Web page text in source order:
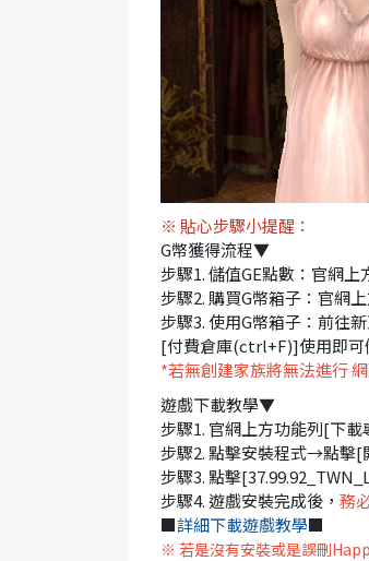
※ 貼心步驟小提醒：
G幣獲得流程▼
步驟1. 儲值GE點數：官網
步驟2. 購買G幣箱子：官
步驟3. 使用G幣箱子：前往
[付費倉庫(ctrl+F)]使用即可
*若無創建家族將無法進行
遊戲下載教學▼
步驟1. 官網上方功能列[下
步驟2. 點擊安裝程式→點擊[
步驟3. 點擊
步驟4. 遊戲安裝完成後， 務
■詳細下載遊戲教學■
※ 若是沒有安裝或是誤刪